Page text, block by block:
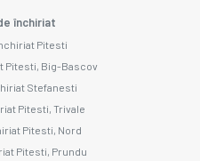
închiriat
Pitesti
Pitesti, Big-Bascov
Stefanesti
Pitesti, Trivale
Pitesti, Nord
Pitesti, Prundu